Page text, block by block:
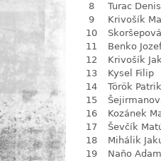
8
Turac Denis
9
Krivošík
10
11
Benko
12
Krivošík
13
Kysel Filip
14
Török Patrik
15
16
Kozánek
17
Ševčík
18
Mihálik
19
Naňo Adam